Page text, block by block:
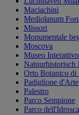
Maciachini
Mediolanum
Missori
Monumentale
Moscova
Museo
Natuurhistorisch
Orto Botanico di
Padiglione
Palestro
Parco Sempione
Parco